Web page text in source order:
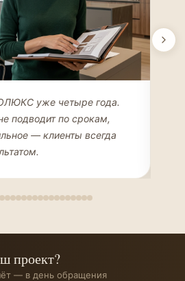
уже четыре года.
подводит по срокам,
— клиенты всегда
проект?
— в день обращения